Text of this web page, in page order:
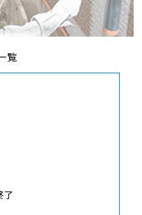
覧
了